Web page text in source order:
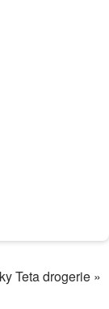
Teta drogerie »